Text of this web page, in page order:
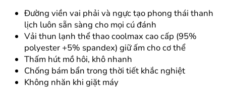
Đường viền vai phải và ngực tạo phong thái thanh
lịch luôn sẵn sàng cho mọi cú đánh
Vải thun lạnh thể thao coolmax cao cấp (95%
polyester +5% spandex) giữ ấm cho cơ thể
Thấm hút mồ hôi, khô nhanh
Chống bám bẩn trong thời tiết khắc nghiệt
Không nhăn khi giặt máy